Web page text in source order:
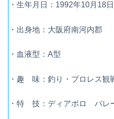
・生年月日：1992年10月18日
・出身地：大阪府南河内郡
・血液型：A型
・趣 味：釣り・プロレス観
・特 技：ディアボロ バレ